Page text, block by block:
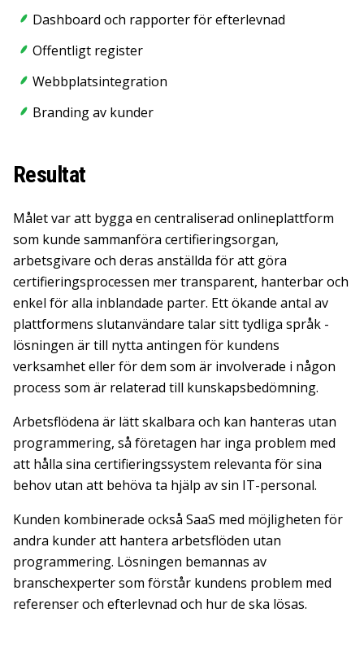
Dashboard och rapporter för efterlevnad
Offentligt register
Webbplatsintegration
Branding av kunder
Resultat
Målet var att bygga en centraliserad onlineplattform
som kunde sammanföra certifieringsorgan,
arbetsgivare och deras anställda för att göra
certifieringsprocessen mer transparent, hanterbar och
enkel för alla inblandade parter. Ett ökande antal av
plattformens slutanvändare talar sitt tydliga språk -
lösningen är till nytta antingen för kundens
verksamhet eller för dem som är involverade i någon
process som är relaterad till kunskapsbedömning.
Arbetsflödena är lätt skalbara och kan hanteras utan
programmering, så företagen har inga problem med
att hålla sina certifieringssystem relevanta för sina
behov utan att behöva ta hjälp av sin IT-personal.
Kunden kombinerade också SaaS med möjligheten för
andra kunder att hantera arbetsflöden utan
programmering. Lösningen bemannas av
branschexperter som förstår kundens problem med
referenser och efterlevnad och hur de ska lösas.